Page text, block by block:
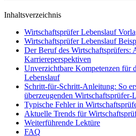
Inhaltsverzeichnis
Wirtschaftsprüfer Lebenslauf
Wirtschaftsprüfer Lebenslauf
Der Beruf des Wirtschaftsprüfers:
Karriereperspektiven
Unverzichtbare Kompetenzen für
Lebenslauf
Schritt-für-Schritt-Anleitung: So
überzeugenden Wirtschaftsprüfer-
Typische Fehler in
Aktuelle Trends für
Weiterführende Lektüre
FAQ